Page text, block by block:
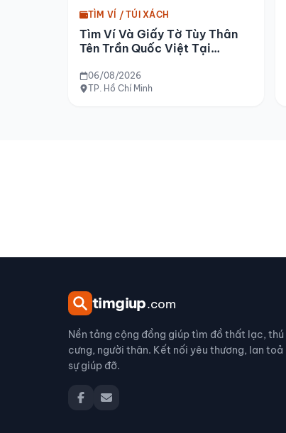
TÌM VÍ / TÚI XÁCH
Tìm Ví Và Giấy Tờ Tùy Thân
Tên Trần Quốc Việt Tại
06/08/2026
TP. Hồ Chí Minh
timgiup.com
Nền tảng cộng đồng giúp tìm đồ thất lạc, thú
cưng, người thân. Kết nối yêu thương, lan toả
sự giúp đỡ.